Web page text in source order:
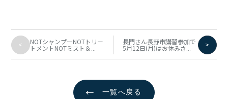
< NOTシャンプーNOTトリー
トメントNOTミスト＆...
長門さん長野市講習参加で
5月12日(月)はお休みさ... >
← 一覧へ戻る